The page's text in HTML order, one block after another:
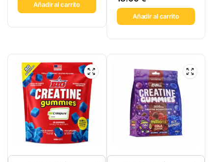
Añadir al carrito
Añadir al carrito